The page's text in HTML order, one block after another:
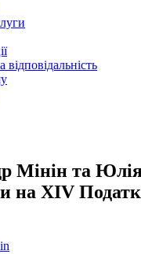
відповідальність
Мінін та
на XIV